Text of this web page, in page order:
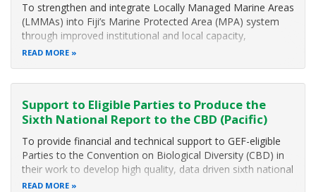
To strengthen and integrate Locally Managed Marine Areas
(LMMAs) into Fiji’s Marine Protected Area (MPA) system
through improved institutional and local capacity,
management planning and monitoring
READ MORE
Support to Eligible Parties to Produce the
Sixth National Report to the CBD (Pacific)
To provide financial and technical support to GEF-eligible
Parties to the Convention on Biological Diversity (CBD) in
their work to develop high quality, data driven sixth national
reports (6NR) that will improve national decision-making
READ MORE